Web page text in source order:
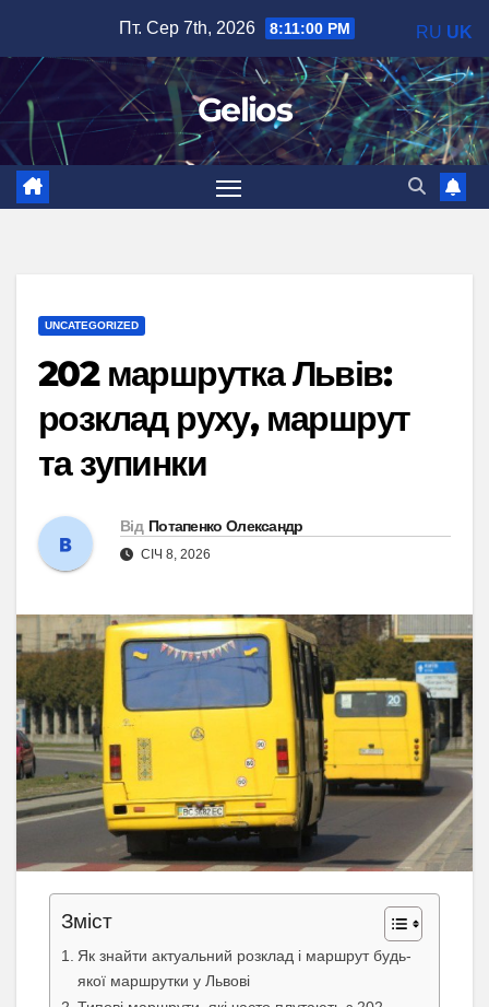
вмісту
Пт. Сер 7th, 2026 8:11:01 PM
Gelios
UNCATEGORIZED
202 маршрутка Львів:
розклад руху, маршрут
та зупинки
Від Потапенко Олександр
СІЧ 8, 2026
Зміст
Як знайти актуальний розклад і маршрут будь-
якої маршрутки у Львові
RU UK